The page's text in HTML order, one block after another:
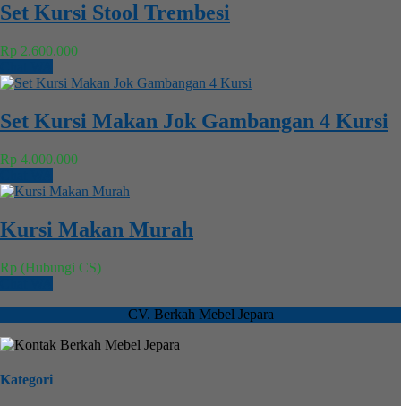
Set Kursi Stool Trembesi
Rp 2.600.000
Set Kursi Makan Jok Gambangan 4 Kursi
Rp 4.000.000
Kursi Makan Murah
Rp (Hubungi CS)
CV. Berkah Mebel Jepara
Kategori